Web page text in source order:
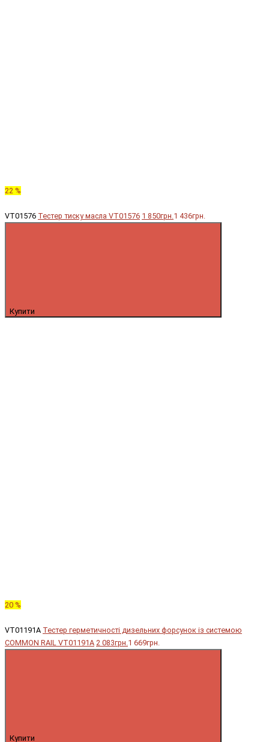
22 %
VT01576 Тестер тиску масла VT01576 1 850грн.1 436грн.
Купити
20 %
VT01191A Тестер герметичності дизельних форсунок із системою
COMMON RAIL VT01191A 2 083грн.1 669грн.
Купити